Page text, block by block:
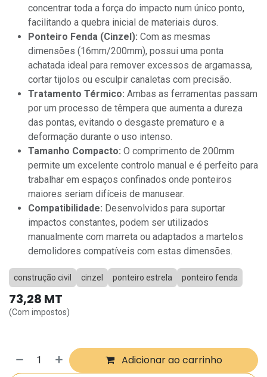
concentrar toda a força do impacto num único ponto,
facilitando a quebra inicial de materiais duros.
Ponteiro Fenda (Cinzel): Com as mesmas
dimensões (16mm/200mm), possui uma ponta
achatada ideal para remover excessos de argamassa,
cortar tijolos ou esculpir canaletas com precisão.
Tratamento Térmico: Ambas as ferramentas passam
por um processo de têmpera que aumenta a dureza
das pontas, evitando o desgaste prematuro e a
deformação durante o uso intenso.
Tamanho Compacto: O comprimento de 200mm
permite um excelente controlo manual e é perfeito para
trabalhar em espaços confinados onde ponteiros
maiores seriam difíceis de manusear.
Compatibilidade: Desenvolvidos para suportar
impactos constantes, podem ser utilizados
manualmente com marreta ou adaptados a martelos
demolidores compatíveis com estas dimensões.
construção civil cinzel ponteiro estrela ponteiro fenda
73,28 MT
(Com impostos)
Adicionar ao carrinho